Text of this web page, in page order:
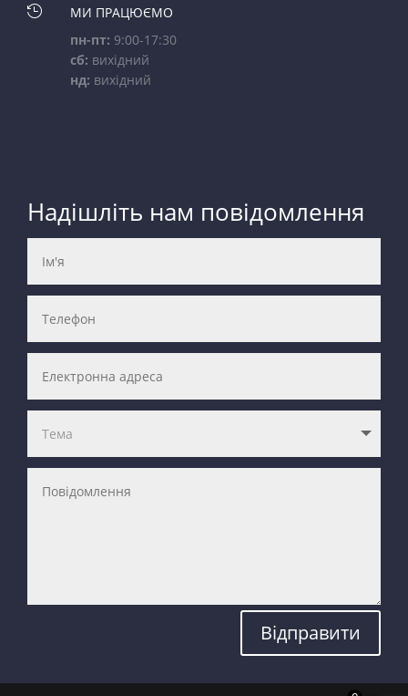

МИ ПРАЦЮЄМО
пн-пт: 9:00-17:30
сб: вихідний
нд: вихідний
Надішліть нам повідомлення
Відправити